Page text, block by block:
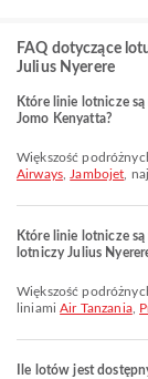
FAQ dotyczące
Julius Nyerere
Które linie lotnicze
Jomo Kenyatta?
Większość
Airways, Jambojet ,
Które linie lotnicze
lotniczy Julius
Większość podróżnych udających się do Port lotniczy Julius Nyerere leci
liniamiAir Tanzania,
Ile lotów jest